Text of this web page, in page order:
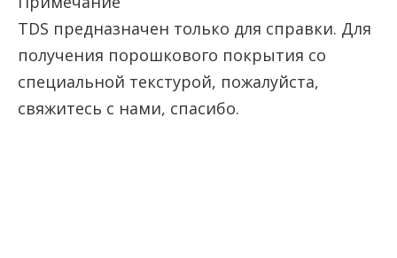
TDS предназначен только для справки. Для
получения порошкового покрытия со
специальной текстурой, пожалуйста,
свяжитесь с нами, спасибо.